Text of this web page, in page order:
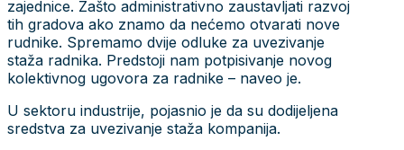
zajednice. Zašto administrativno zaustavljati razvoj
tih gradova ako znamo da nećemo otvarati nove
rudnike. Spremamo dvije odluke za uvezivanje
staža radnika. Predstoji nam potpisivanje novog
kolektivnog ugovora za radnike – naveo je.
U sektoru industrije, pojasnio je da su dodijeljena
sredstva za uvezivanje staža kompanija.